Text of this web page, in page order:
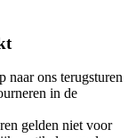
naar ons terugsturen
in de
gelden niet voor